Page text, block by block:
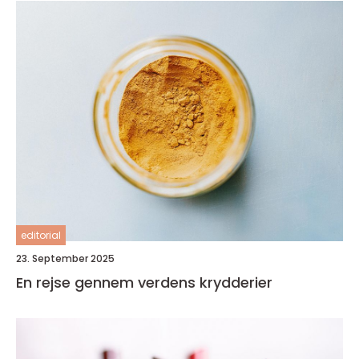
editorial
23. September 2025
En rejse gennem verdens krydderier